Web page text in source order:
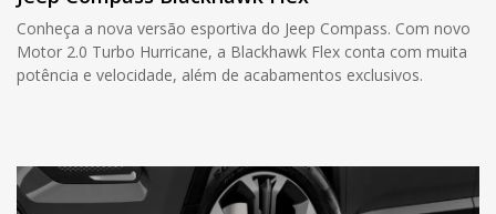
Conheça a nova versão esportiva do Jeep Compass. Com novo
Motor 2.0 Turbo Hurricane, a Blackhawk Flex conta com muita
potência e velocidade, além de acabamentos exclusivos.